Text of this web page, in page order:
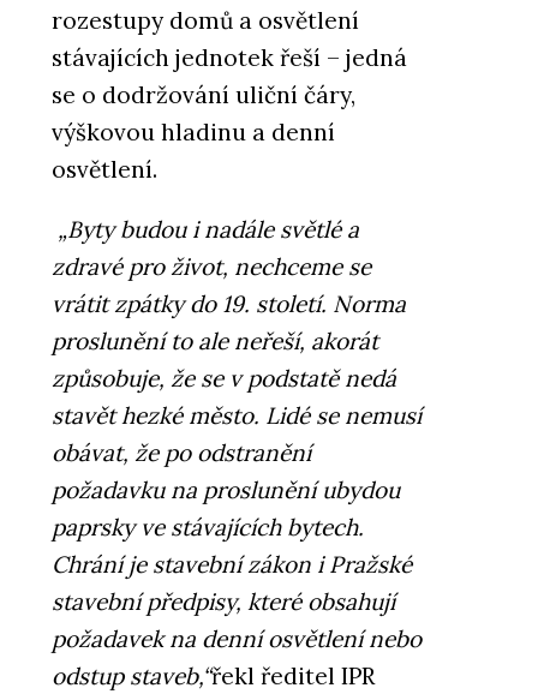
rozestupy domů a osvětlení
stávajících jednotek řeší – jedná
se o dodržování uliční čáry,
výškovou hladinu a denní
osvětlení.
„Byty budou i nadále světlé a
zdravé pro život, nechceme se
vrátit zpátky do 19. století. Norma
proslunění to ale neřeší, akorát
způsobuje, že se v podstatě nedá
stavět hezké město. Lidé se nemusí
obávat, že po odstranění
požadavku na proslunění ubydou
paprsky ve stávajících bytech.
Chrání je stavební zákon i Pražské
stavební předpisy, které obsahují
požadavek na denní osvětlení nebo
odstup staveb,“řekl ředitel IPR